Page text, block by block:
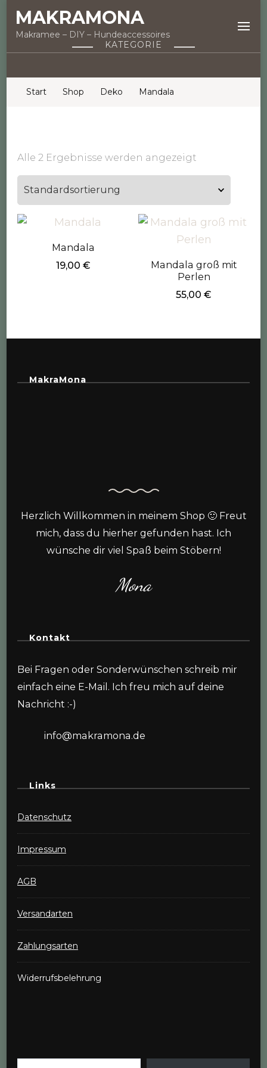
MAKRAMONA
Makramee – DIY – Hundeaccessoires
KATEGORIE
Start Shop Deko Mandala
Alle 2 Ergebnisse werden angezeigt
Mandala
19,00 €
Mandala groß mit
Perlen
55,00€
MakraMona
Herzlich Willkommen in meinem Shop 🙂 Freut
mich, dass du hierher gefunden hast. Ich
wünsche dir viel Spaß beim Stöbern!
Mona
Kontakt
Bei Fragen oder Sonderwünschen schreib mir
einfach eine E-Mail. Ich freu mich auf deine
Nachricht :-)
info@makramona.de
Links
Datenschutz
Impressum
AGB
Versandarten
Zahlungsarten
Widerrufsbelehrung
Gib deine E-Mail-Adresse ein ...